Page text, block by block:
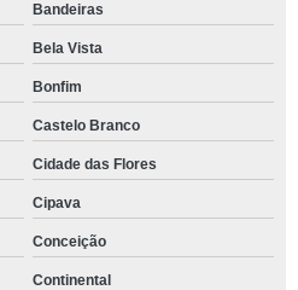
Bandeiras
Bela Vista
Bonfim
Castelo Branco
Cidade das Flores
Cipava
Conceição
Continental